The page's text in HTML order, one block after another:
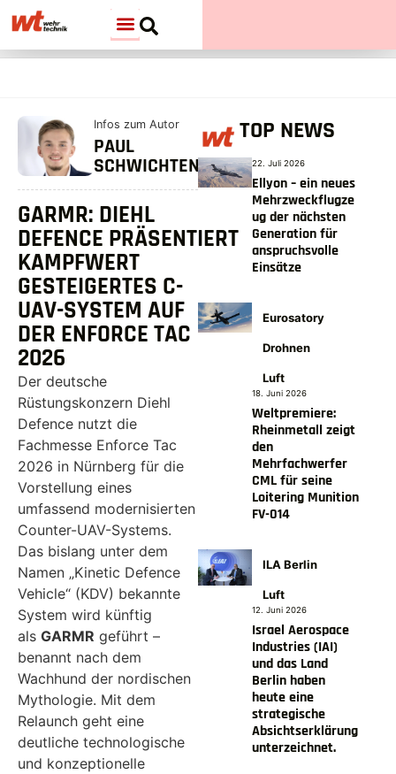
Infos zum Autor
PAUL
SCHWICHTENBERG
GARMR: DIEHL
DEFENCE PRÄSENTIERT
KAMPFWERT
GESTEIGERTES C-
UAV-SYSTEM AUF
DER ENFORCE TAC
2026
Der deutsche
Rüstungskonzern Diehl
Defence nutzt die
Fachmesse Enforce Tac
2026 in Nürnberg für die
Vorstellung eines
umfassend modernisierten
Counter-UAV-Systems.
Das bislang unter dem
Namen „Kinetic Defence
Vehicle“ (KDV) bekannte
System wird künftig
als GARMR geführt –
benannt nach dem
Wachhund der nordischen
Mythologie. Mit dem
Relaunch geht eine
deutliche technologische
und konzeptionelle
TOP NEWS
22. Juli 2026
Ellyon – ein neues
Mehrzweckflugze
ug der nächsten
Generation für
anspruchsvolle
Einsätze
Eurosatory
Drohnen
Luft
18. Juni 2026
Weltpremiere:
Rheinmetall zeigt
den
Mehrfachwerfer
CML für seine
Loitering Munition
FV-014
ILA Berlin
Luft
12. Juni 2026
Israel Aerospace
Industries (IAI)
und das Land
Berlin haben
heute eine
strategische
Absichtserklärung
unterzeichnet.